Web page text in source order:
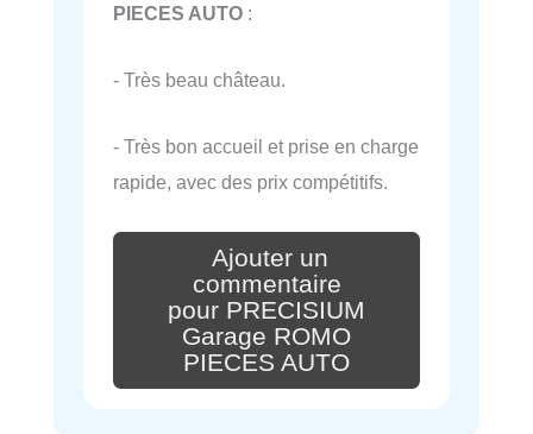
PIECES AUTO :
- Très beau château.
- Très bon accueil et prise en charge
rapide, avec des prix compétitifs.
Ajouter un
commentaire
pour PRECISIUM
Garage ROMO
PIECES AUTO